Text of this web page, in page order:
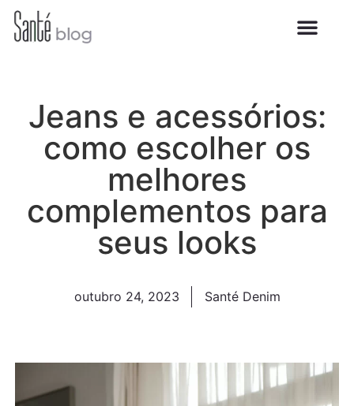
Jeans e acessórios:
como escolher os
melhores
complementos para
seus looks
outubro 24, 2023 Santé Denim